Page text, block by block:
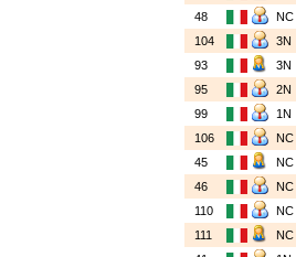
48
NC
104
3N
93
3N
95
2N
99
1N
106
NC
45
NC
46
NC
110
NC
111
NC